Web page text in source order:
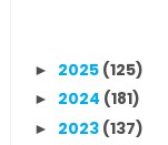
► 2025 (125)
► 2024 (181)
► 2023 (137)